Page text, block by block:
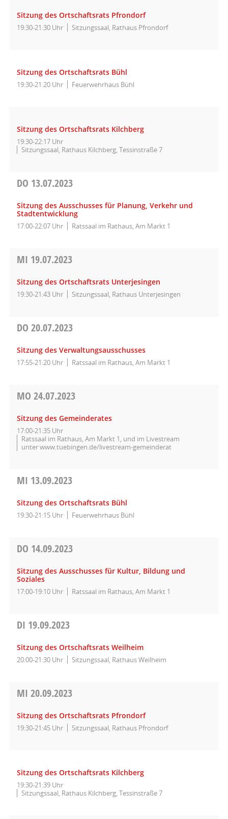
Sitzung des Ortschaftsrats Pfrondorf
19:30-21:30 Uhr Sitzungssaal, Rathaus Pfrondorf
Sitzung des Ortschaftsrats Bühl
19:30-21:20 Uhr Feuerwehrhaus Bühl
Sitzung des Ortschaftsrats Kilchberg
19:30-22:17 Uhr
Sitzungssaal, Rathaus Kilchberg, Tessinstraße 7
DO 13.07.2023
Sitzung des Ausschusses für Planung, Verkehr und
Stadtentwicklung
17:00-22:07 Uhr Ratssaal im Rathaus, Am Markt 1
MI 19.07.2023
Sitzung des Ortschaftsrats Unterjesingen
19:30-21:43 Uhr Sitzungssaal, Rathaus Unterjesingen
DO 20.07.2023
Sitzung des Verwaltungsausschusses
17:55-21:20 Uhr Ratssaal im Rathaus, Am Markt 1
MO 24.07.2023
Sitzung des Gemeinderates
17:00-21:35 Uhr
Ratssaal im Rathaus, Am Markt 1, und im Livestream
unter www.tuebingen.de/livestream-gemeinderat
MI 13.09.2023
Sitzung des Ortschaftsrats Bühl
19:30-21:15 Uhr Feuerwehrhaus Bühl
DO 14.09.2023
Sitzung des Ausschusses für Kultur, Bildung und
Soziales
17:00-19:10 Uhr Ratssaal im Rathaus, Am Markt 1
DI 19.09.2023
Sitzung des Ortschaftsrats Weilheim
20:00-21:30 Uhr Sitzungssaal, Rathaus Weilheim
MI 20.09.2023
Sitzung des Ortschaftsrats Pfrondorf
19:30-21:45 Uhr Sitzungssaal, Rathaus Pfrondorf
Sitzung des Ortschaftsrats Kilchberg
19:30-21:39 Uhr
Sitzungssaal, Rathaus Kilchberg, Tessinstraße 7